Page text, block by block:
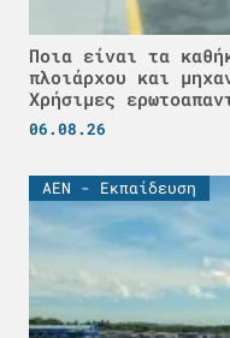
Ποια είναι τα
πλοιάρχου και
Χρήσιμες
06.08.26
ΑΕΝ - Εκπαίδευση